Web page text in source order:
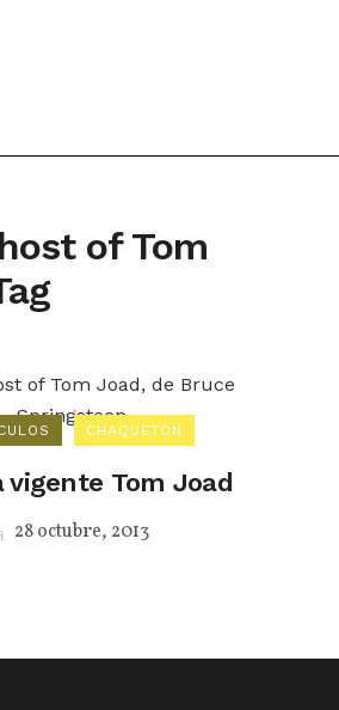
of Tom
CHAQUETÓN
vigente Tom Joad
28 octubre, 2013